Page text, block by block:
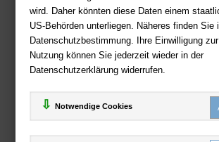
wird. Daher könnten diese Daten einem
US-Behörden unterliegen. Näheres finden Sie
Datenschutzbestimmung. Ihre Einwilligung
Nutzung können Sie jederzeit wieder in der
Datenschutzerklärung widerrufen.
Notwendige Cookies
Zahlweisen